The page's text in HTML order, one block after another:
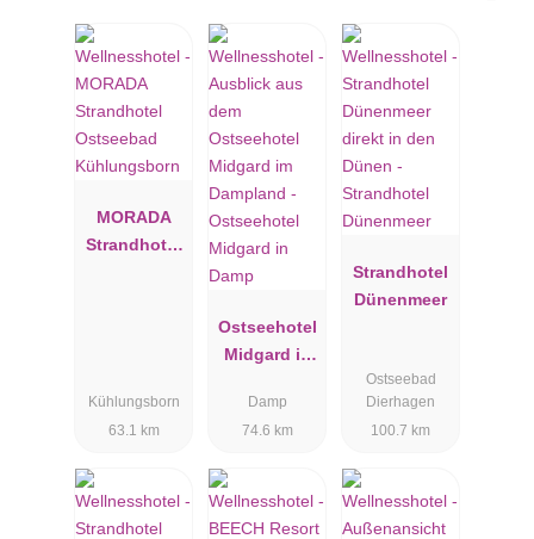
MORADA
Strandhotel
Kühlungsborn
63.1 km
Ostseehotel
Midgard in
Damp
74.6 km
Strandhotel
Dünenmeer
Ostseebad
Dierhagen
100.7 km